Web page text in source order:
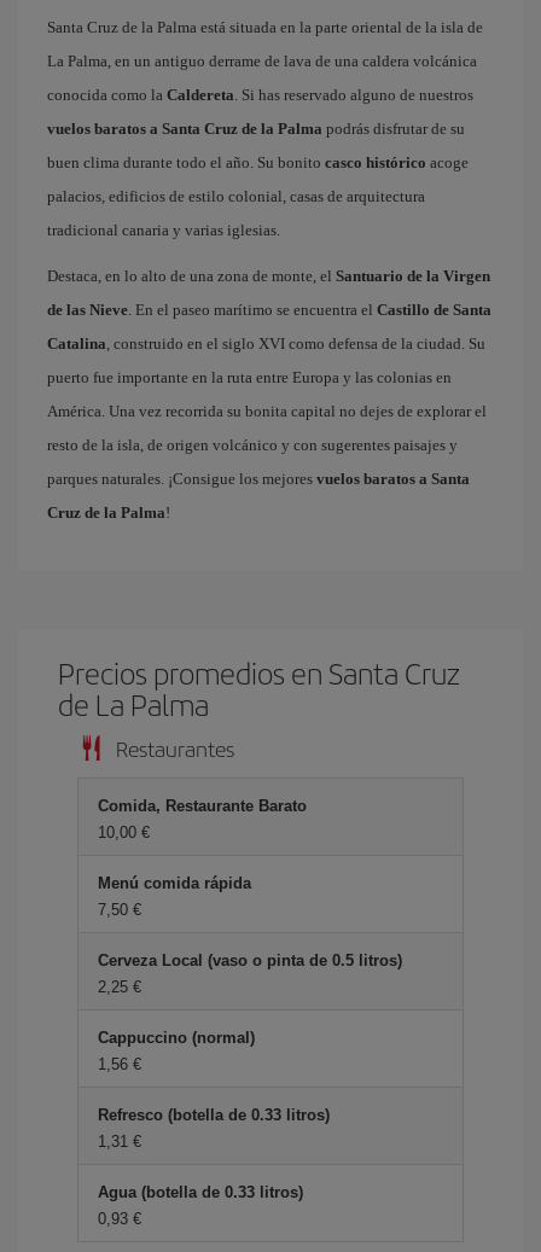
Santa Cruz de la Palma está situada en la parte oriental de la isla de
La Palma, en un antiguo derrame de lava de una caldera volcánica
conocida como la Caldereta. Si has reservado alguno de nuestros
vuelos baratos a Santa Cruz de la Palma podrás disfrutar de su
buen clima durante todo el año. Su bonito casco histórico acoge
palacios, edificios de estilo colonial, casas de arquitectura
tradicional canaria y varias iglesias.
Destaca, en lo alto de una zona de monte, el Santuario de la Virgen
de las Nieve. En el paseo marítimo se encuentra el Castillo de Santa
Catalina, construido en el siglo XVI como defensa de la ciudad. Su
puerto fue importante en la ruta entre Europa y las colonias en
América. Una vez recorrida su bonita capital no dejes de explorar el
resto de la isla, de origen volcánico y con sugerentes paisajes y
parques naturales. ¡Consigue los mejores vuelos baratos a Santa
Cruz de la Palma!
Precios promedios en Santa Cruz
de La Palma
Restaurantes
Comida, Restaurante Barato
10,00 €
Menú comida rápida
7,50 €
Cerveza Local (vaso o pinta de 0.5 litros)
2,25 €
Cappuccino (normal)
1,56 €
Refresco (botella de 0.33 litros)
1,31 €
Agua (botella de 0.33 litros)
0,93 €